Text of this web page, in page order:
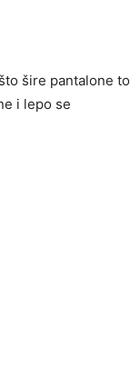
šire pantalone to
i lepo se